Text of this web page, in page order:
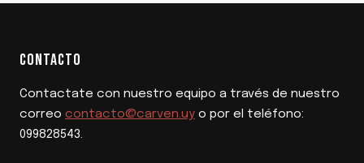
CONTACTO
Contactate con nuestro equipo a través de nuestro
correo contacto@carven.uy o por el teléfono:
099828543.